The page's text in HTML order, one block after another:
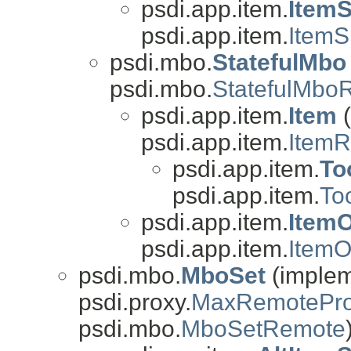
psdi.app.item.
psdi.app.item.
psdi.mbo.StatefulMbo
psdi.mbo.
psdi.app.item.Item
psdi.app.item.
psdi.app.item.
psdi.app.item.
psdi.app.item.
psdi.app.item.
psdi.mbo.MboSet
psdi.proxy.
psdi.mbo.MboSetRemote